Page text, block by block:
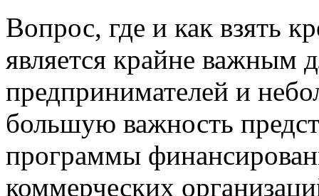
Вопрос, где и как взять
является крайне важным
предпринимателей и
большую важность
программы
коммерческих